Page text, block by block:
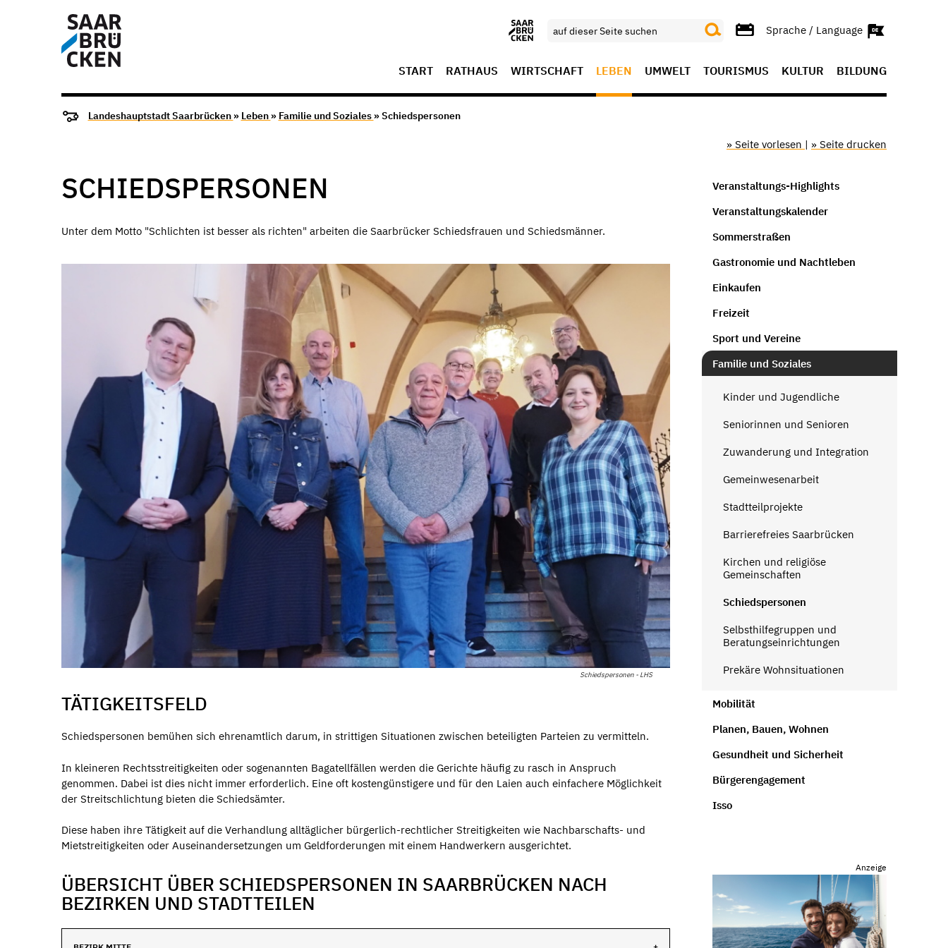
Sprache / Language
START RATHAUS WIRTSCHAFT LEBEN UMWELT TOURISMUS KULTUR BILDUNG
Landeshauptstadt Saarbrücken » Leben » Familie und Soziales » Schiedspersonen
» Seite vorlesen | » Seite drucken
SCHIEDSPERSONEN
Unter dem Motto "Schlichten ist besser als richten" arbeiten die Saarbrücker Schiedsfrauen und Schiedsmänner.
Schiedspersonen - LHS
TÄTIGKEITSFELD
Schiedspersonen bemühen sich ehrenamtlich darum, in strittigen Situationen zwischen beteiligten Parteien zu vermitteln.
In kleineren Rechtsstreitigkeiten oder sogenannten Bagatellfällen werden die Gerichte häufig zu rasch in Anspruch
genommen. Dabei ist dies nicht immer erforderlich. Eine oft kostengünstigere und für den Laien auch einfachere Möglichkeit
der Streitschlichtung bieten die Schiedsämter.
Diese haben ihre Tätigkeit auf die Verhandlung alltäglicher bürgerlich-rechtlicher Streitigkeiten wie Nachbarschafts- und
Mietstreitigkeiten oder Auseinandersetzungen um Geldforderungen mit einem Handwerkern ausgerichtet.
ÜBERSICHT ÜBER SCHIEDSPERSONEN IN SAARBRÜCKEN NACH
BEZIRKEN UND STADTTEILEN
Veranstaltungs-Highlights
Veranstaltungskalender
Sommerstraßen
Gastronomie und Nachtleben
Einkaufen
Freizeit
Sport und Vereine
Familie und Soziales
Kinder und Jugendliche
Seniorinnen und Senioren
Zuwanderung und Integration
Gemeinwesenarbeit
Stadtteilprojekte
Barrierefreies Saarbrücken
Kirchen und religiöse
Gemeinschaften
Schiedspersonen
Selbsthilfegruppen und
Beratungseinrichtungen
Prekäre Wohnsituationen
Mobilität
Planen, Bauen, Wohnen
Gesundheit und Sicherheit
Bürgerengagement
Isso
Anzeige